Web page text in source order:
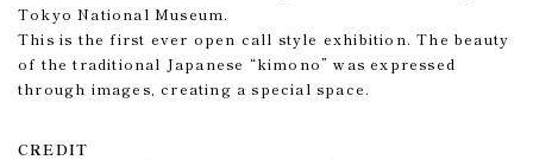
Tokyo National Museum.
This is the first ever open call style exhibition. The beauty
of the traditional Japanese “kimono” was expressed
through images, creating a special space.
CREDIT